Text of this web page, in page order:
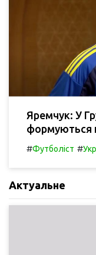
Яремчук: У
формуються
#Футболіст #
Актуальне